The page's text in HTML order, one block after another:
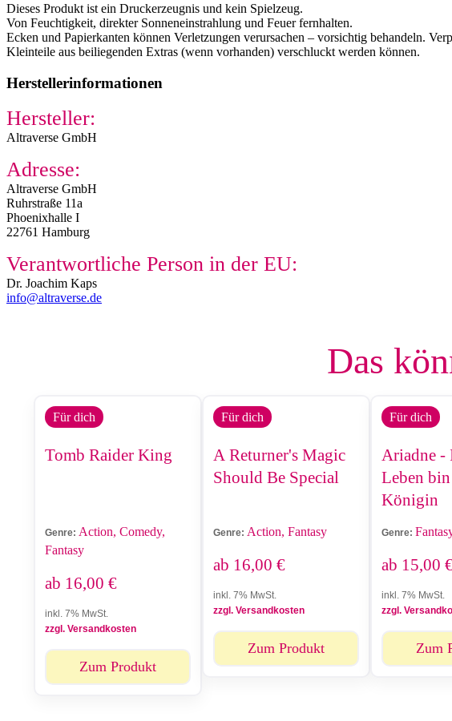
Dieses Produkt ist ein Druckerzeugnis und kein Spielzeug.
Von Feuchtigkeit, direkter Sonneneinstrahlung und Feuer fernhalten.
Ecken und Papierkanten können Verletzungen verursachen – vorsichtig behandeln.
Kleinteile aus beiliegenden Extras (wenn vorhanden) verschluckt werden können.
Herstellerinformationen
Hersteller:
Altraverse GmbH
Adresse:
Altraverse GmbH
Ruhrstraße 11a
Phoenixhalle I
22761 Hamburg
Verantwortliche Person in der EU:
Dr. Joachim Kaps
info@altraverse.de
Das
Für dich
Tomb Raider King
Genre: Action, Comedy,
Fantasy
ab 16,00 €
inkl. 7% MwSt.
zzgl. Versandkosten
Zum Produkt
Für dich
A Returner's Magic
Should Be Special
Genre: Action, Fantasy
ab 16,00 €
inkl. 7% MwSt.
zzgl. Versandkosten
Zum Produkt
Für dich
Ariadne -
Leben
Königin
Genre:
ab 15,00
inkl. 7% MwSt.
zzgl.
Zum